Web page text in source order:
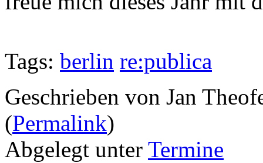
Tags: berlin re:publica
Geschrieben von Jan
(Permalink)
Abgelegt unter Termine